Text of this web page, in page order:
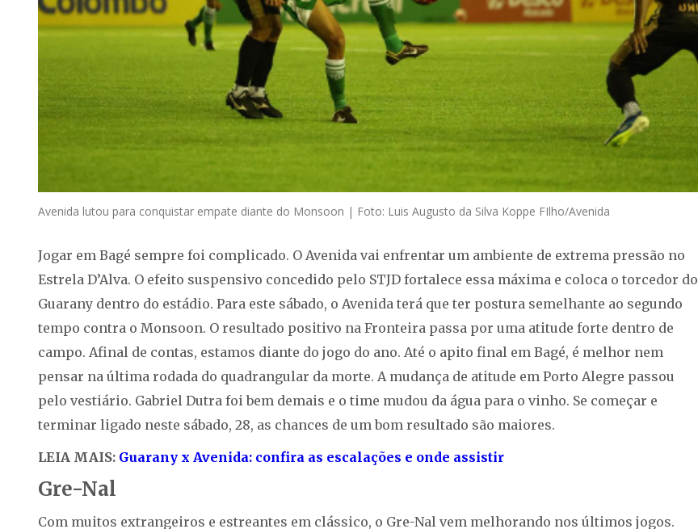
Avenida lutou para conquistar empate diante do Monsoon | Foto: Luis Augusto da Silva Koppe FIlho/Avenida
Jogar em Bagé sempre foi complicado. O Avenida vai enfrentar um ambiente de extrema pressão no
Estrela D’Alva. O efeito suspensivo concedido pelo STJD fortalece essa máxima e coloca o torcedor do
Guarany dentro do estádio. Para este sábado, o Avenida terá que ter postura semelhante ao segundo
tempo contra o Monsoon. O resultado positivo na Fronteira passa por uma atitude forte dentro de
campo. Afinal de contas, estamos diante do jogo do ano. Até o apito final em Bagé, é melhor nem
pensar na última rodada do quadrangular da morte. A mudança de atitude em Porto Alegre passou
pelo vestiário. Gabriel Dutra foi bem demais e o time mudou da água para o vinho. Se começar e
terminar ligado neste sábado, 28, as chances de um bom resultado são maiores.
LEIA MAIS: Guarany x Avenida: confira as escalações e onde assistir
Gre-Nal
Com muitos extrangeiros e estreantes em clássico, o Gre-Nal vem melhorando nos últimos jogos.